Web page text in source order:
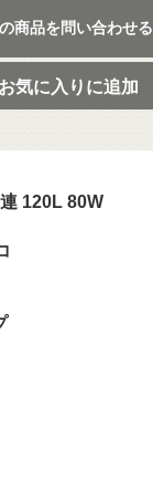
商品を問い合わせる
お気に入りに追加
120L 80W